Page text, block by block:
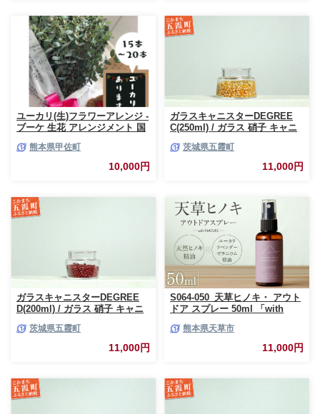
ユーカリ(生)フラワーアレンジ -
ブーケ 生花 アレンジメント 国
ンテリア 虫よけ作用 人気 おす
熊本県甲佐町
10,000円
ガラスキャニスターDEGREE
C(250ml) / ガラス 硝子 キャニ
耐熱 一生もの 職人 こだわり
JIDA デザインミュージアムセ
レクション 茨城県 五霞町
茨城県五霞町
11,000円
ガラスキャニスターDEGREE
D(200ml) / ガラス 硝子 キャニ
耐熱 一生もの 職人 こだわり
JIDA デザインミュージアムセ
レクション 茨城県 五霞町
茨城県五霞町
11,000円
S064-050_天草ヒノキ・ アウト
ドア スプレー 50ml 「with
熊本県天草市
11,000円